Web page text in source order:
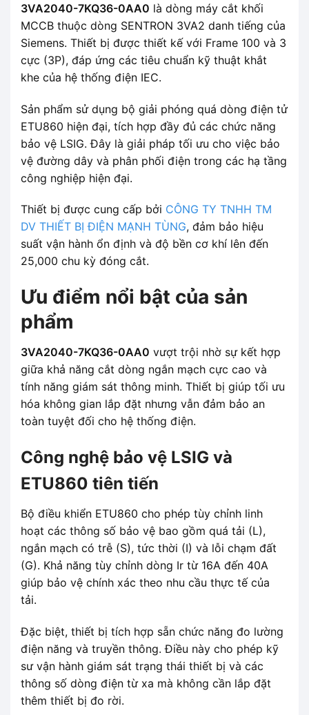
3VA2040-7KQ36-0AA0 là dòng máy cắt khối
MCCB thuộc dòng SENTRON 3VA2 danh tiếng của
Siemens. Thiết bị được thiết kế với Frame 100 và 3
cực (3P), đáp ứng các tiêu chuẩn kỹ thuật khắt
khe của hệ thống điện IEC.
Sản phẩm sử dụng bộ giải phóng quá dòng điện tử
ETU860 hiện đại, tích hợp đầy đủ các chức năng
bảo vệ LSIG. Đây là giải pháp tối ưu cho việc bảo
vệ đường dây và phân phối điện trong các hạ tầng
công nghiệp hiện đại.
Thiết bị được cung cấp bởi CÔNG TY TNHH TM
DV THIẾT BỊ ĐIỆN MẠNH TÙNG, đảm bảo hiệu
suất vận hành ổn định và độ bền cơ khí lên đến
25,000 chu kỳ đóng cắt.
Ưu điểm nổi bật của sản
phẩm
3VA2040-7KQ36-0AA0 vượt trội nhờ sự kết hợp
giữa khả năng cắt dòng ngắn mạch cực cao và
tính năng giám sát thông minh. Thiết bị giúp tối ưu
hóa không gian lắp đặt nhưng vẫn đảm bảo an
toàn tuyệt đối cho hệ thống điện.
Công nghệ bảo vệ LSIG và
ETU860 tiên tiến
Bộ điều khiển ETU860 cho phép tùy chỉnh linh
hoạt các thông số bảo vệ bao gồm quá tải (L),
ngắn mạch có trễ (S), tức thời (I) và lỗi chạm đất
(G). Khả năng tùy chỉnh dòng Ir từ 16A đến 40A
giúp bảo vệ chính xác theo nhu cầu thực tế của
tải.
Đặc biệt, thiết bị tích hợp sẵn chức năng đo lường
điện năng và truyền thông. Điều này cho phép kỹ
sư vận hành giám sát trạng thái thiết bị và các
thông số dòng điện từ xa mà không cần lắp đặt
thêm thiết bị đo rời.